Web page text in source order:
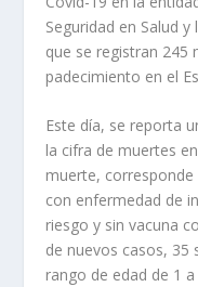
Seguridad en Salud
que se registran 245
padecimiento en el
Este día, se reporta
la cifra de muertes
muerte,
con enfermedad de
riesgo y sin vacuna
de nuevos casos, 35
rango de edad de 1